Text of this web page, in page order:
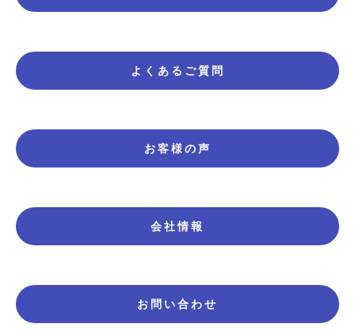
よくあるご質問
お客様の声
会社情報
お問い合わせ